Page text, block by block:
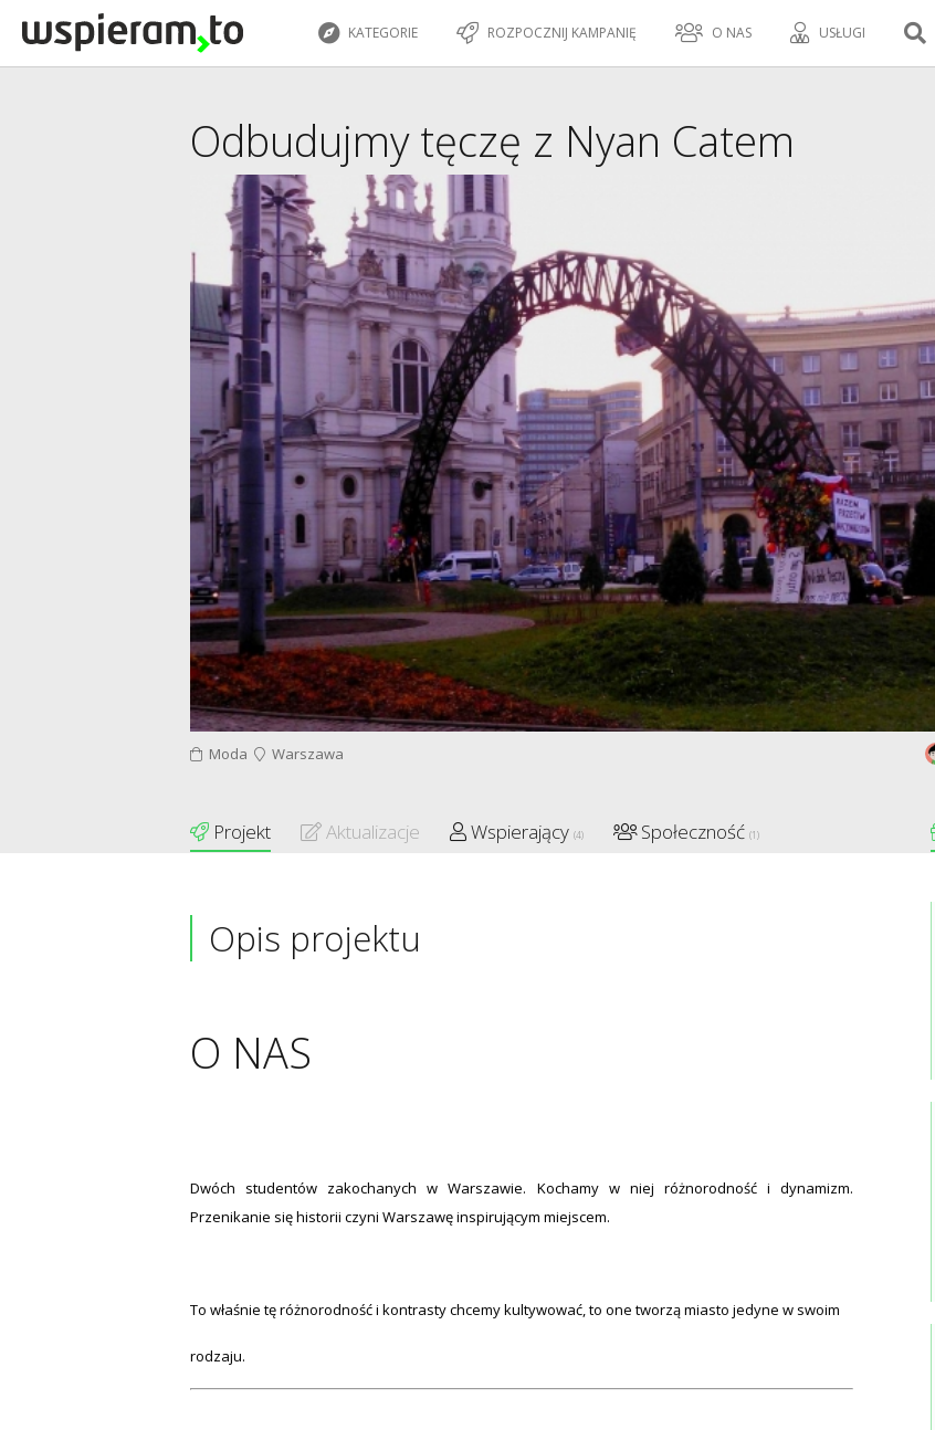
KATEGORIE ROZPOCZNIJ KAMPANIĘ O NAS USŁUGI
Odbudujmy tęczę z Nyan Catem
Moda Warszawa
Projekt Aktualizacje Wspierający (4) Społeczność (1)
Opis projektu
O NAS
Dwóch studentów zakochanych w Warszawie. Kochamy w niej różnorodność i dynamizm.
Przenikanie się historii czyni Warszawę inspirującym miejscem.
To właśnie tę różnorodność i kontrasty chcemy kultywować, to one tworzą miasto jedyne w swoim
rodzaju.